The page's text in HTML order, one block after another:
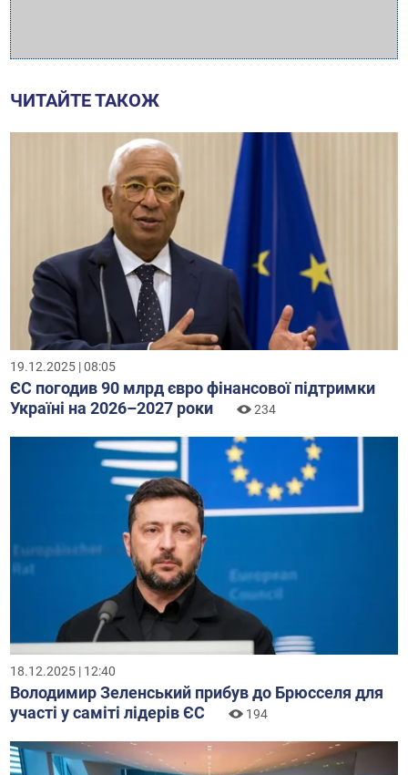
ЧИТАЙТЕ ТАКОЖ
19.12.2025 | 08:05
ЄС погодив 90 млрд євро фінансової підтримки
Україні на 2026–2027 роки
234
18.12.2025 | 12:40
Володимир Зеленський прибув до Брюсселя для
участі у саміті лідерів ЄС
194